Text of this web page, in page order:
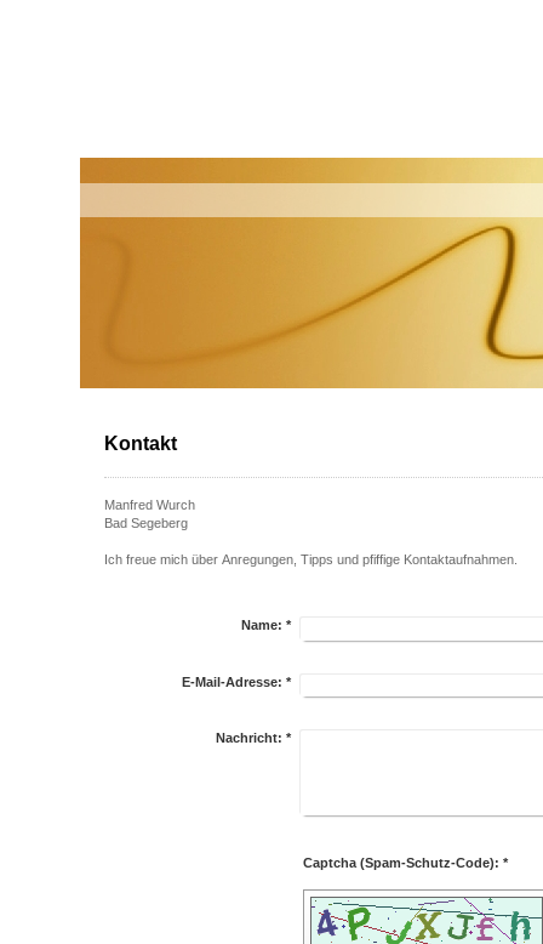
Kontakt
Manfred Wurch
Bad Segeberg
Ich freue mich über Anregungen, Tipps und pfiffige Kontaktaufnahmen.
Name: *
E-Mail-Adresse: *
Nachricht: *
Captcha (Spam-Schutz-Code): *